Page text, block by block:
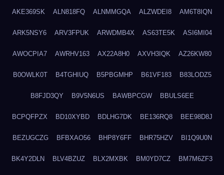
AKE369SK ALN818FQ ALNMMGQA ALZWDEI8 AM6T8IQN
ARK5NSY6 ARV3FPUK ARWDMB4X AS63TE5K ASI6MI04
AWOCPIA7 AWRHV163 AX22A8H0 AXVH3IQK AZ26KW80
B0OWLK0T B4TGHIUQ B5PBGMHP B61VF183 B83LODZ5
B8FJD3QY B9V5N6US BAWBPCGW BBULS6EE
BCPQFPZX BD10XYBD BDLHG7DK BE136RQ8 BEE98D8J
BEZUGCZG BFBXAO56 BHP8Y6FF BHR75HZV BI1Q9U0N
BK4Y2DLN BLV4BZUZ BLX2MXBK BM0YD7CZ BM7M6ZF3